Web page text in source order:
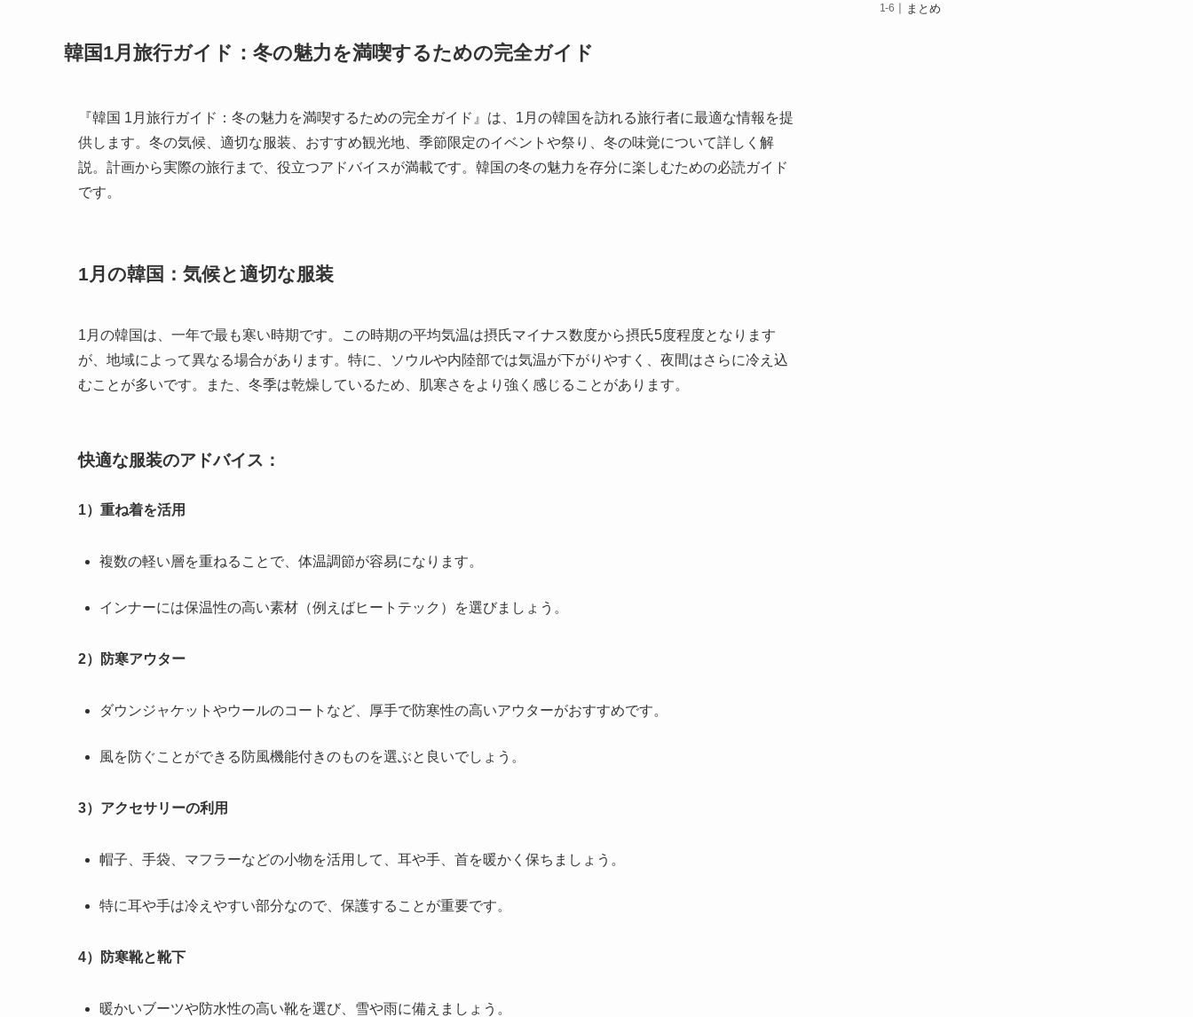
韓国1月旅行ガイド：冬の魅力を満喫するための完全ガイド
『韓国 1月旅行ガイド：冬の魅力を満喫するための完全ガイド』は、1月の韓国を訪れる旅行者に最適な情報を提
供します。冬の気候、適切な服装、おすすめ観光地、季節限定のイベントや祭り、冬の味覚について詳しく解
説。計画から実際の旅行まで、役立つアドバイスが満載です。韓国の冬の魅力を存分に楽しむための必読ガイド
です。
1月の韓国：気候と適切な服装
1月の韓国は、一年で最も寒い時期です。この時期の平均気温は摂氏マイナス数度から摂氏5度程度となります
が、地域によって異なる場合があります。特に、ソウルや内陸部では気温が下がりやすく、夜間はさらに冷え込
むことが多いです。また、冬季は乾燥しているため、肌寒さをより強く感じることがあります。
快適な服装のアドバイス：
1）重ね着を活用
複数の軽い層を重ねることで、体温調節が容易になります。
インナーには保温性の高い素材（例えばヒートテック）を選びましょう。
2）防寒アウター
ダウンジャケットやウールのコートなど、厚手で防寒性の高いアウターがおすすめです。
風を防ぐことができる防風機能付きのものを選ぶと良いでしょう。
3）アクセサリーの利用
帽子、手袋、マフラーなどの小物を活用して、耳や手、首を暖かく保ちましょう。
特に耳や手は冷えやすい部分なので、保護することが重要です。
4）防寒靴と靴下
暖かいブーツや防水性の高い靴を選び、雪や雨に備えましょう。
まとめ